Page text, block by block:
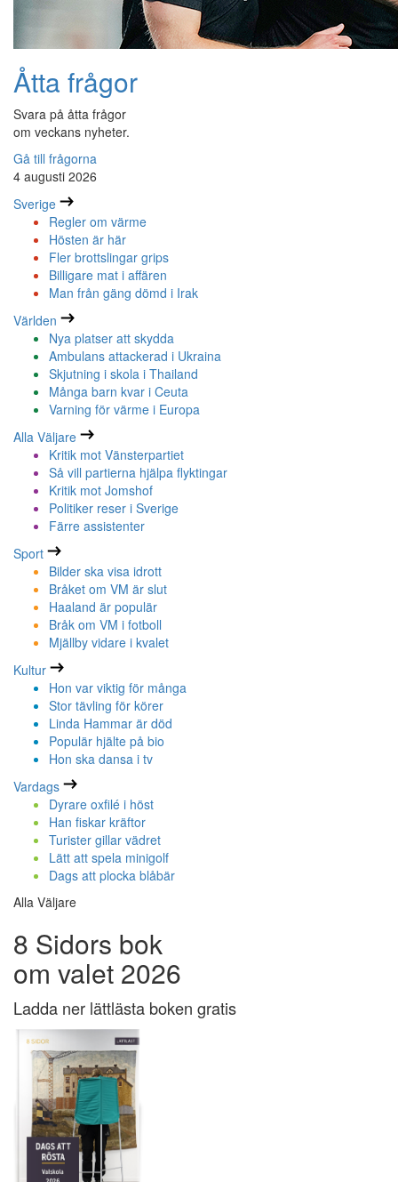
Åtta frågor
Svara på åtta frågor
om veckans nyheter.
Gå till frågorna
4 augusti 2026
Sverige
Regler om värme
Hösten är här
Fler brottslingar grips
Billigare mat i affären
Man från gäng dömd i Irak
Världen
Nya platser att skydda
Ambulans attackerad i Ukraina
Skjutning i skola i Thailand
Många barn kvar i Ceuta
Varning för värme i Europa
Alla Väljare
Kritik mot Vänsterpartiet
Så vill partierna hjälpa flyktingar
Kritik mot Jomshof
Politiker reser i Sverige
Färre assistenter
Sport
Bilder ska visa idrott
Bråket om VM är slut
Haaland är populär
Bråk om VM i fotboll
Mjällby vidare i kvalet
Kultur
Hon var viktig för många
Stor tävling för körer
Linda Hammar är död
Populär hjälte på bio
Hon ska dansa i tv
Vardags
Dyrare oxfilé i höst
Han fiskar kräftor
Turister gillar vädret
Lätt att spela minigolf
Dags att plocka blåbär
Alla Väljare
8 Sidors bok
om valet 2026
Ladda ner lättlästa boken gratis